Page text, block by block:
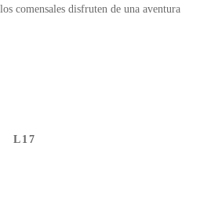
comensales disfruten de una aventura
L17